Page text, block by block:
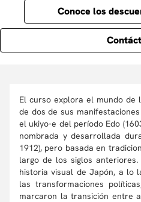
Conoce los
El curso explora el mundo de
de dos de sus
el ukiyo-e del período Edo
nombrada y desarrollada
1912), pero basada en
largo de los siglos
historia visual de Japón, a lo
las transformaciones
marcaron la transición entre